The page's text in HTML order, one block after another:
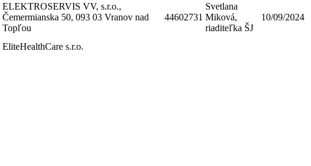
ELEKTROSERVIS VV, s.r.o.,
Čemermianska 50, 093 03 Vranov nad
Topľou
44602731
Svetlana
Miková,
riaditeľka ŠJ
10/09/2024
EliteHealthCare s.r.o.